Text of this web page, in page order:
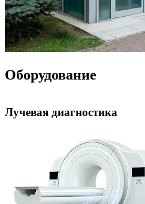
Оборудование
Лучевая диагностика